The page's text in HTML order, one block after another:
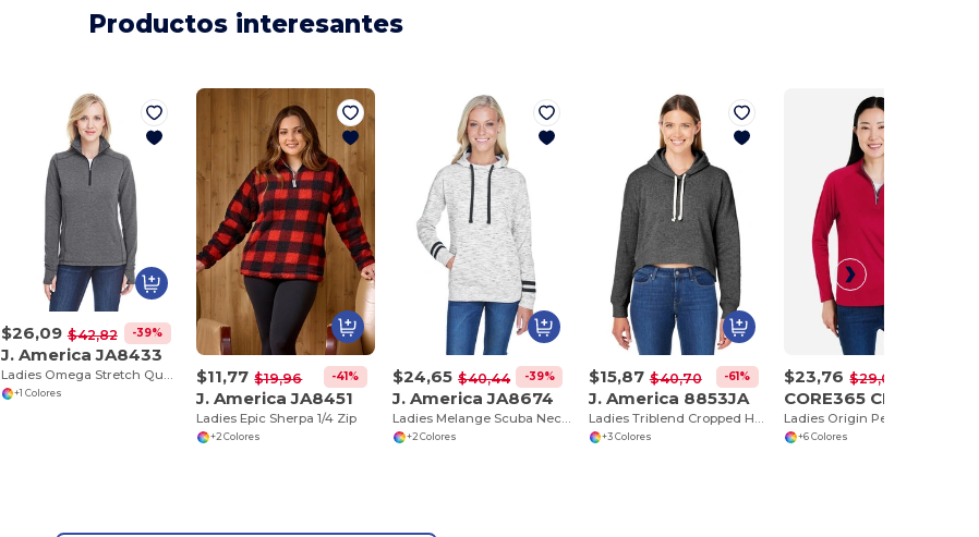
Productos interesantes
$26,09 $42,82 -39%
J. America JA8433
+1 Colores
$11,77 $19,96 -41%
J. America JA8451
Ladies Epic Sherpa 1/4 Zip
+2 Colores
$24,65 $40,44 -39%
J. America JA8674
Ladies Melange Scuba Neck Sweatshirt
+2 Colores
$15,87 $40,70 -61%
J. America 8853JA
Ladies Triblend Cropped Hooded Sweatshirt
+3 Colores
$23,76 $29,00
CORE365 CE418W
+6 Colores